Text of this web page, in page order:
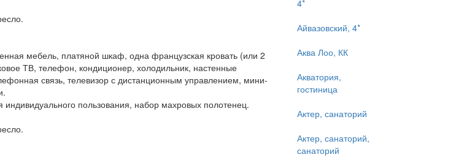
мебель, платяной шкаф, одна французская кровать (или 2
ТВ, телефон, кондиционер, холодильник, настенные
связь, телевизор с дистанционным управлением, мини-
пользования, набор махровых полотенец.
4*
Айвазовский, 4*
Аква Лоо, КК
Акватория,
гостиница
Актер, санаторий
Актер, санаторий,
санаторий